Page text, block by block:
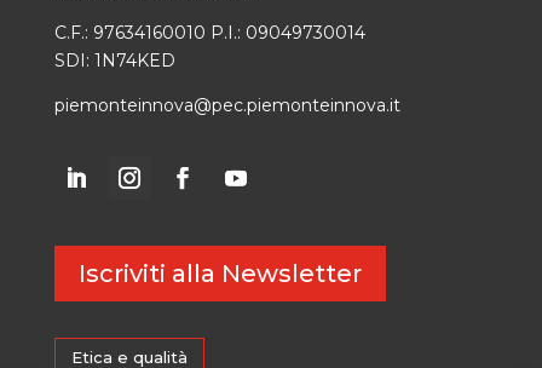
C.F.: 97634160010 P.I.: 09049730014
SDI: 1N74KED
piemonteinnova@pec.piemonteinnova.it
Iscriviti alla Newsletter
Etica e qualità